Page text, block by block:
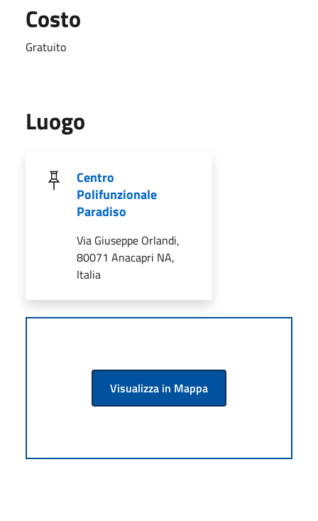
Costo
Gratuito
Luogo
Centro
Polifunzionale
Paradiso
Via Giuseppe Orlandi,
80071 Anacapri NA,
Italia
Visualizza in Mappa